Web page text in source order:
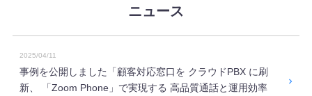
ニュース
2025/04/11
事例を公開しました「顧客対応窓口を クラウドPBX に刷
新、 「Zoom Phone」で実現する 高品質通話と運用効率